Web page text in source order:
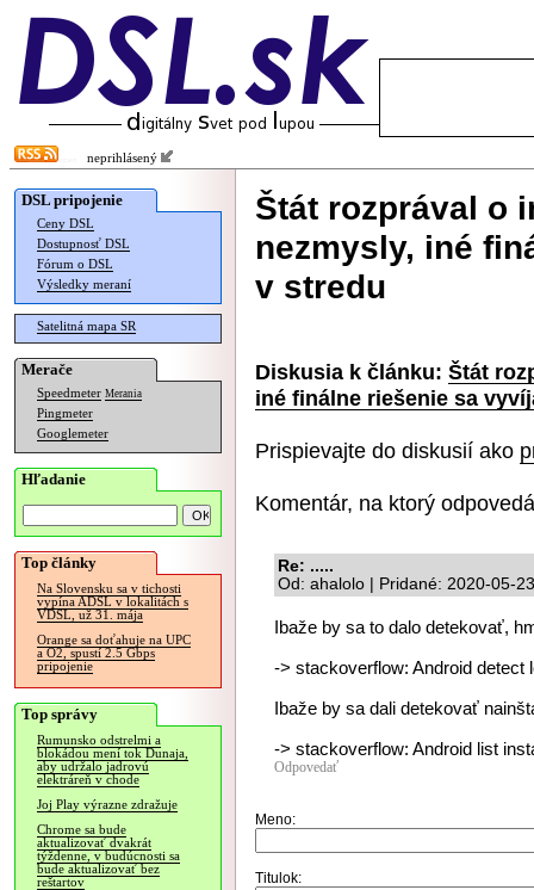
neprihlásený
DSL pripojenie
Ceny DSL
Dostupnosť DSL
Fórum o DSL
Výsledky meraní
Satelitná mapa SR
Merače
Speedmeter Merania
Pingmeter
Googlemeter
Hľadanie
Top články
Na Slovensku sa v tichosti
vypína ADSL v lokalitách s
VDSL, už 31. mája
Orange sa doťahuje na UPC
a O2, spustí 2.5 Gbps
pripojenie
Top správy
Rumunsko odstrelmi a
blokádou mení tok Dunaja,
aby udržalo jadrovú
elektráreň v chode
Joj Play výrazne zdražuje
Chrome sa bude
aktualizovať dvakrát
týždenne, v budúcnosti sa
bude aktualizovať bez
reštartov
Štát rozprával o
nezmysly, iné
v stredu
Diskusia k článku: Štát
iné finálne riešenie sa
Prispievajte do diskusií ako
Komentár, na ktorý
Re: .....
Od: ahalolo | Pridané: 2020-05-
Ibaže by sa to dalo detekovať,
-> stackoverflow: Android detect
Ibaže by sa dali detekovať
-> stackoverflow: Android list
Odpovedať
Meno:
Titulok: